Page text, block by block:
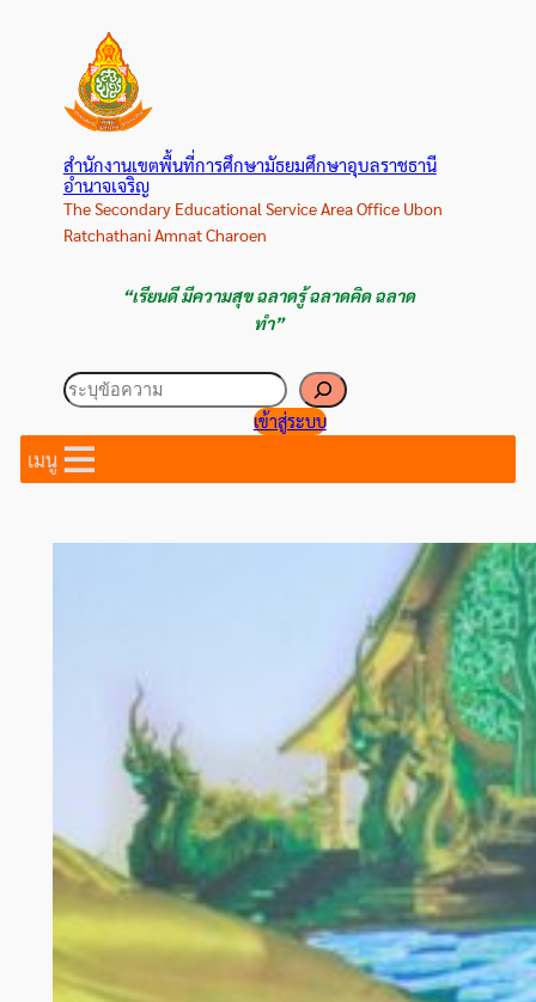
สำนักงานเขตพื้นที่การศึกษามัธยมศึกษาอุบลราชธานี
อำนาจเจริญ
The Secondary Educational Service Area Office Ubon
Ratchathani Amnat Charoen
“เรียนดี มีความสุข ฉลาดรู้ ฉลาดคิด ฉลาด
ทำ”
ค้นหา
เข้าสู่ระบบ
เมนู